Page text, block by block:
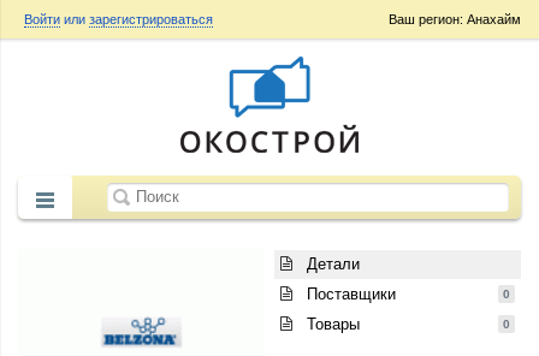
Ваш регион: Анахайм
Войти или зарегистрироваться
Детали
Поставщики
0
Товары 0